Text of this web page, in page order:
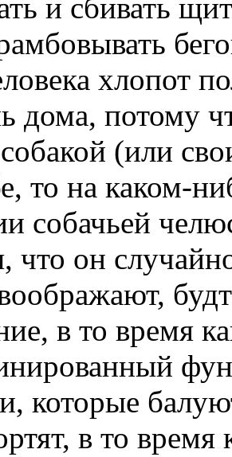
и сбивать
хлопот
дома, потому
(или
то на каком-
собачьей
что он
в то время
которые
в то